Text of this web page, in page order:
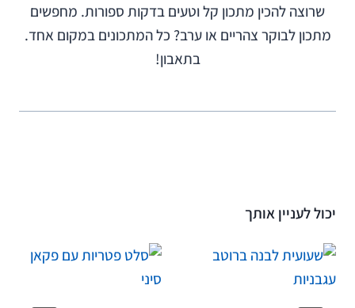
שרוצה להכין מתכון קל וטעים בדקות ספורות. מחפשים
מתכון לבוקר צהריים או ערב? כל המתכונים במקום אחד.
בתאבון!
יכול לעניין אותך